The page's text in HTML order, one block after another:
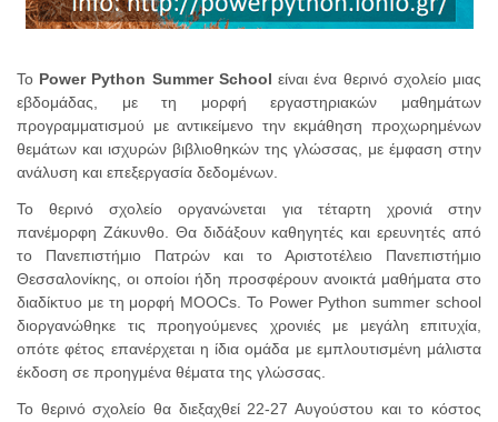
Το Power Python Summer School είναι ένα θερινό σχολείο μιας
εβδομάδας, με τη μορφή εργαστηριακών μαθημάτων
προγραμματισμού με αντικείμενο την εκμάθηση προχωρημένων
θεμάτων και ισχυρών βιβλιοθηκών της γλώσσας, με έμφαση στην
ανάλυση και επεξεργασία δεδομένων.
Το θερινό σχολείο οργανώνεται για τέταρτη χρονιά στην
πανέμορφη Ζάκυνθο. Θα διδάξουν καθηγητές και ερευνητές από
το Πανεπιστήμιο Πατρών και το Αριστοτέλειο Πανεπιστήμιο
Θεσσαλονίκης, οι οποίοι ήδη προσφέρουν ανοικτά μαθήματα στο
διαδίκτυο με τη μορφή MOOCs. Το Power Python summer school
διοργανώθηκε τις προηγούμενες χρονιές με μεγάλη επιτυχία,
οπότε φέτος επανέρχεται η ίδια ομάδα με εμπλουτισμένη μάλιστα
έκδοση σε προηγμένα θέματα της γλώσσας.
Το θερινό σχολείο θα διεξαχθεί 22-27 Αυγούστου και το κόστος